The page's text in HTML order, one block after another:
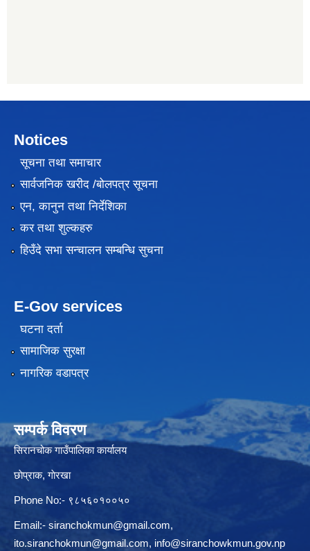
Notices
सूचना तथा समाचार
सार्वजनिक खरीद /बोलपत्र सूचना
एन, कानुन तथा निर्देशिका
कर तथा शुल्कहरु
हिउँदे सभा सन्चालन सम्बन्धि सुचना
E-Gov services
घटना दर्ता
सामाजिक सुरक्षा
नागरिक वडापत्र
सम्पर्क विवरण
सिरानचोक गाउँपालिका कार्यालय
छाेप्राक, गाेरखा
Phone No:- ९८५६०१००५०
Email:- siranchokmun@gmail.com,
ito.siranchokmun@gmail.com, info@siranchowkmun.gov.np